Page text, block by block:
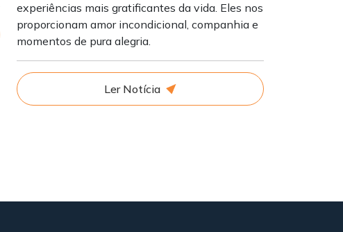
experiências mais gratificantes da vida. Eles nos
proporcionam amor incondicional, companhia e
momentos de pura alegria.
Ler Notícia